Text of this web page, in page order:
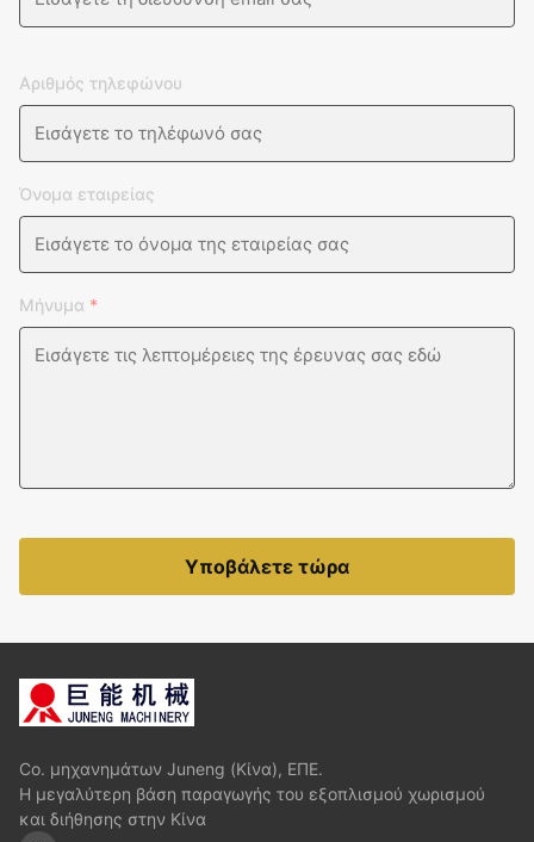
Αριθμός τηλεφώνου
Όνομα εταιρείας
Μήνυμα *
Υποβάλετε τώρα
Co. μηχανημάτων Juneng (Κίνα), ΕΠΕ.
Η μεγαλύτερη βάση παραγωγής του εξοπλισμού χωρισμού
και διήθησης στην Κίνα